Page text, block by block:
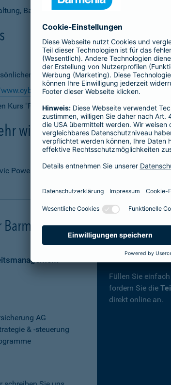
Balance und Stabilität durch gezielte
Zugangscode per Telefon (0202 438-
kk/barmeniaund
Kurs "Pelvic Power" 8 Wochen lang kostenlos
wissen?
Power" beantworten wir gerne Ihre Fragen.
Barmenia
AG
& -steuerung
online
Füllen Sie
fordern Sie die
direkt online an.